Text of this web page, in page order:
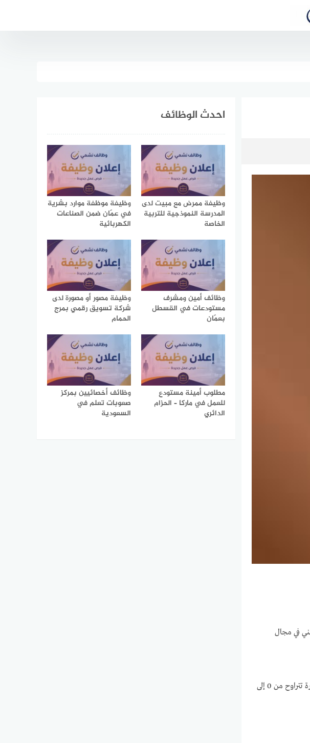
في مجال
، مع خبرة تتراوح من 0 إلى
احدث الوظائف
وظيفة ممرض مع مبيت لدى
المدرسة النموذجية للتربية
الخاصة
وظيفة موظفة موارد بشرية
في عمّان ضمن الصناعات
الكهربائية
وظائف أمين ومشرف
مستودعات في القسطل
بعمّان
وظيفة مصور أو مصورة لدى
شركة تسويق رقمي بمرج
الحمام
مطلوب أمينة مستودع
للعمل في ماركا – الحزام
الدائري
وظائف أخصائيين بمركز
صعوبات تعلم في
السعودية